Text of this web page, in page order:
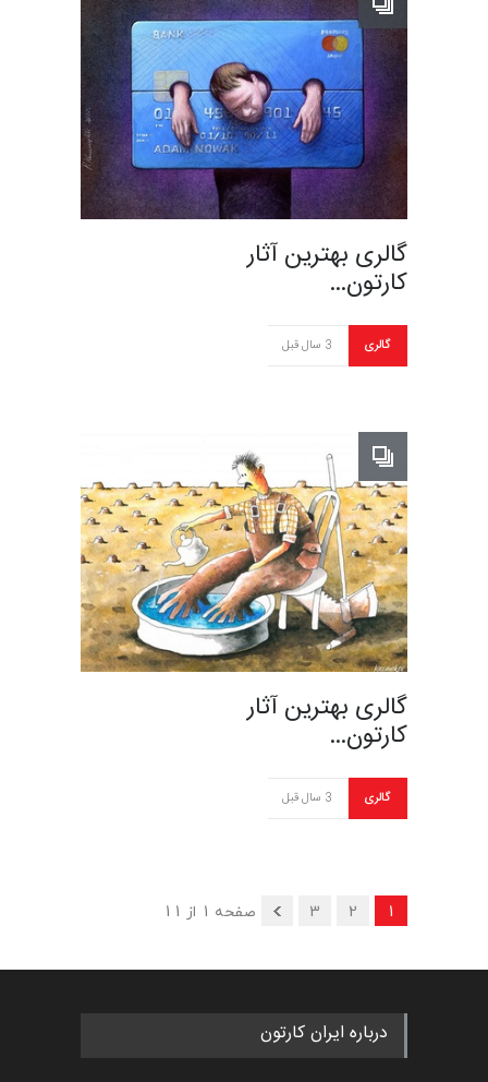
گالری بهترین آثار
کارتون…
گالری 3 سال قبل
گالری بهترین آثار
کارتون…
گالری 3 سال قبل
1
2
3 صفحه 1 از 11
درباره ایران کارتون